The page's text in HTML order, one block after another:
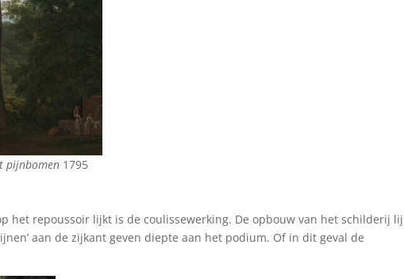
pijnbomen 1795
het repoussoir lijkt is de coulissewerking. De opbouw van het schilderij
aan de zijkant geven diepte aan het podium. Of in dit geval de